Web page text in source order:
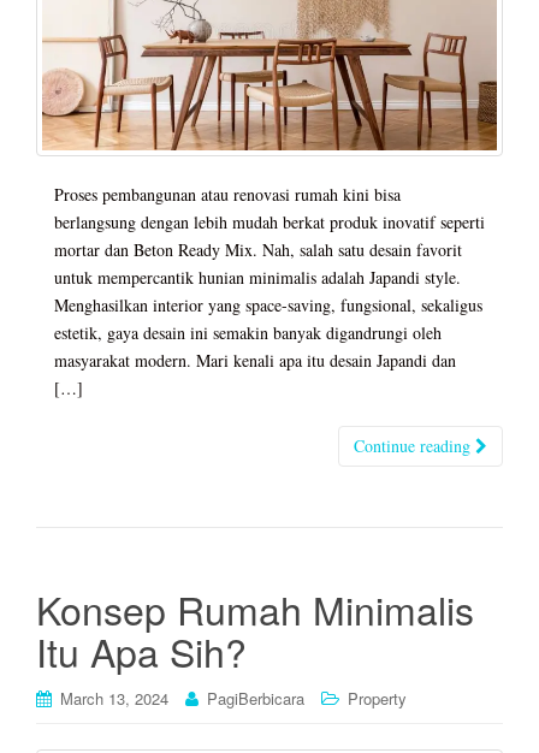
Proses pembangunan atau renovasi rumah kini bisa
berlangsung dengan lebih mudah berkat produk inovatif seperti
mortar dan Beton Ready Mix. Nah, salah satu desain favorit
untuk mempercantik hunian minimalis adalah Japandi style.
Menghasilkan interior yang space-saving, fungsional, sekaligus
estetik, gaya desain ini semakin banyak digandrungi oleh
masyarakat modern. Mari kenali apa itu desain Japandi dan
[…]
Continue reading
Konsep Rumah Minimalis
Itu Apa Sih?
March 13, 2024 PagiBerbicara Property